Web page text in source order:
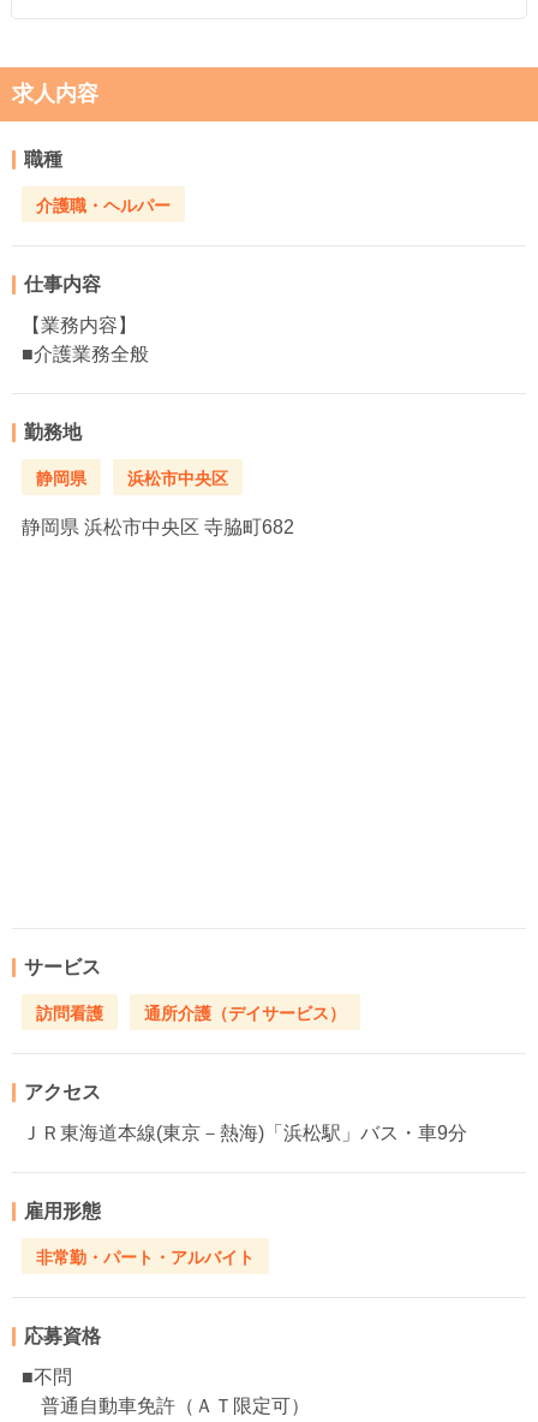
求人内容
職種
介護職・ヘルパー
仕事内容
【業務内容】
■介護業務全般
勤務地
静岡県 浜松市中央区
静岡県 浜松市中央区 寺脇町682
サービス
訪問看護 通所介護（デイサービス）
アクセス
ＪＲ東海道本線(東京－熱海)「浜松駅」バス・車9分
雇用形態
非常勤・パート・アルバイト
応募資格
■不問
普通自動車免許（ＡＴ限定可）